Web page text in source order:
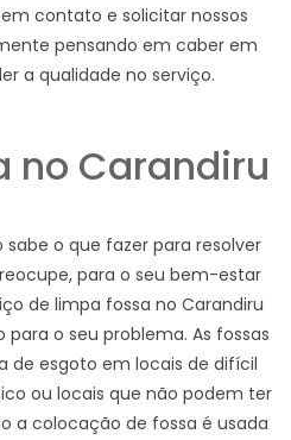
contato e solicitar nossos
pensando em caber em
a qualidade no serviço.
no Carandiru
o que fazer para resolver
para o seu bem-estar
de limpa fossa no Carandiru
o seu problema. As fossas
de esgoto em locais de difícil
ou locais que não podem ter
a colocação de fossa é usada